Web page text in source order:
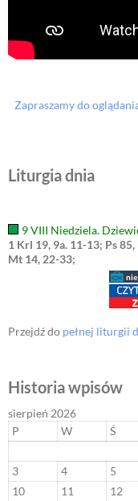
Zapraszamy do
Liturgia dnia
9 VIII Niedziela.
1 Krl 19, 9a. 11-13; Ps
Mt 14, 22-33;
Przejdź do pełnej liturgii
Historia wpisów
sierpień 2026
P
W Ś
3
4 5
10
11 12